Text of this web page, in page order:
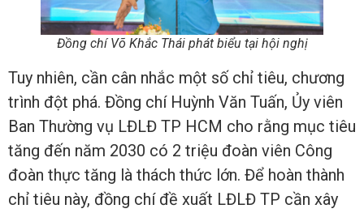
Đồng chí Võ Khắc Thái phát biểu tại hội nghị
Tuy nhiên, cần cân nhắc một số chỉ tiêu, chương
trình đột phá. Đồng chí Huỳnh Văn Tuấn, Ủy viên
Ban Thường vụ LĐLĐ TP HCM cho rằng mục tiêu
tăng đến năm 2030 có 2 triệu đoàn viên Công
đoàn thực tăng là thách thức lớn. Để hoàn thành
chỉ tiêu này, đồng chí đề xuất LĐLĐ TP cần xây